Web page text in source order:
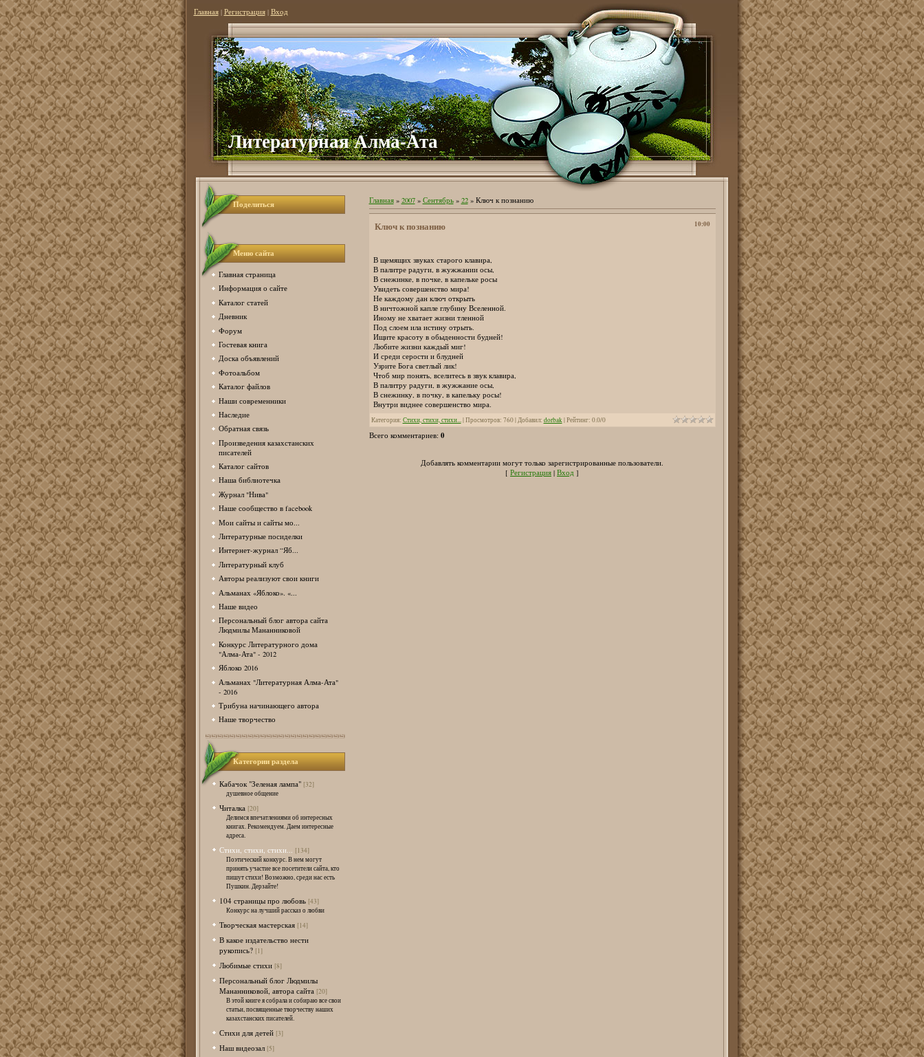
Главная| Регистрация| Вход
Литературная Алма-Ата
Поделиться
Меню сайта
Главная страница
Информация о сайте
Каталог статей
Дневник
Форум
Гостевая книга
Доска объявлений
Фотоальбом
Каталог файлов
Наши современники
Наследие
Обратная связь
Произведения казахстанских
писателей
Каталог сайтов
Наша библиотечка
Журнал "Нива"
Наше сообщество в facebook
Мои сайты и сайты мо...
Литературные посиделки
Интернет-журнал “Яб...
Литературный клуб
Авторы реализуют свои книги
Альманах «Яблоко». «...
Наше видео
Персональный блог автора сайта
Людмилы Мананниковой
Конкурс Литературного дома
"Алма-Ата" - 2012
Яблоко 2016
Альманах "Литературная Алма-Ата"
- 2016
Трибуна начинающего автора
Наше творчество
Категории раздела
Кабачок "Зеленая лампа" [32]
душевное общение
Читалка [20]
Делимся впечатлениями об интересных
книгах. Рекомендуем. Даем интересные
адреса.
Стихи, стихи, стихи... [134]
Поэтический конкурс. В нем могут
принять участие все посетители сайта, кто
пишут стихи! Возможно, среди нас есть
Пушкин. Дерзайте!
104 страницы про любовь [43]
Конкурс на лучший рассказ о любви
Творческая мастерская [14]
В какое издательство нести
рукопись? [1]
Любимые стихи [8]
Персональный блог Людмилы
Мананниковой, автора сайта [20]
В этой книге я собрала и собираю все свои
статьи, посвященные творчеству наших
казахстанских писателей.
Стихи для детей [3]
Наш видеозал [5]
Главная» 2007 » Сентябрь » 22» Ключ к познанию
10:00
Ключ к познанию
В щемящих звуках старого клавира,
В палитре радуги, в жужжании осы,
В снежинке, в почке, в капельке росы
Увидеть совершенство мира!
Не каждому дан ключ открыть
В ничтожной капле глубину Вселенной.
Иному не хватает жизни тленной
Под слоем ила истину отрыть.
Ищите красоту в обыденности будней!
Любите жизни каждый миг!
И среди серости и блудней
Узрите Бога светлый лик!
Чтоб мир понять, вселитесь в звук клавира,
В палитру радуги, в жужжание осы,
В снежинку, в почку, в капельку росы!
Внутри виднее совершенство мира.
Категория: Стихи, стихи, стихи...|Просмотров: 760|Добавил: dorbak|Рейтинг: 0.0/0
Всего комментариев: 0
Добавлять комментарии могут только зарегистрированные пользователи.
[ Регистрация | Вход ]